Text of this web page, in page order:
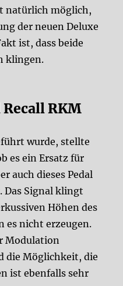
natürlich möglich,
der neuen Deluxe
ist, dass beide
klingen.
RKM
wurde, stellte
es ein Ersatz für
auch dieses Pedal
Das Signal klingt
Höhen des
es nicht erzeugen.
Modulation
die Möglichkeit, die
ist ebenfalls sehr